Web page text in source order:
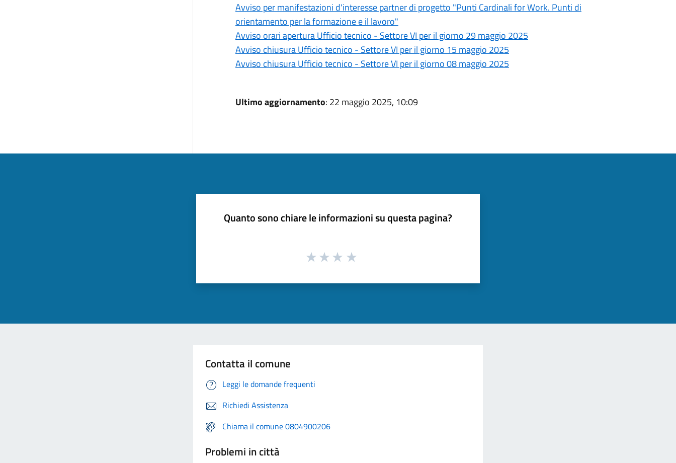
Avviso per manifestazioni d'interesse partner di progetto "Punti Cardinali for Work. Punti di
orientamento per la formazione e il lavoro"
Avviso orari apertura Ufficio tecnico - Settore VI per il giorno 29 maggio 2025
Avviso chiusura Ufficio tecnico - Settore VI per il giorno 15 maggio 2025
Avviso chiusura Ufficio tecnico - Settore VI per il giorno 08 maggio 2025
Ultimo aggiornamento: 22 maggio 2025, 10:09
Quanto sono chiare le informazioni su questa pagina?
Contatta il comune
Leggi le domande frequenti
Richiedi Assistenza
Chiama il comune 0804900206
Problemi in città